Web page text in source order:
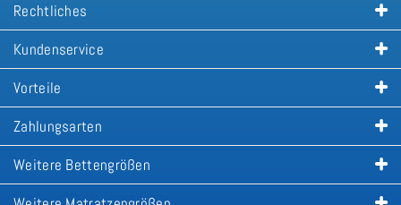
Rechtliches
Kundenservice
Vorteile
Zahlungsarten
Weitere Bettengrößen